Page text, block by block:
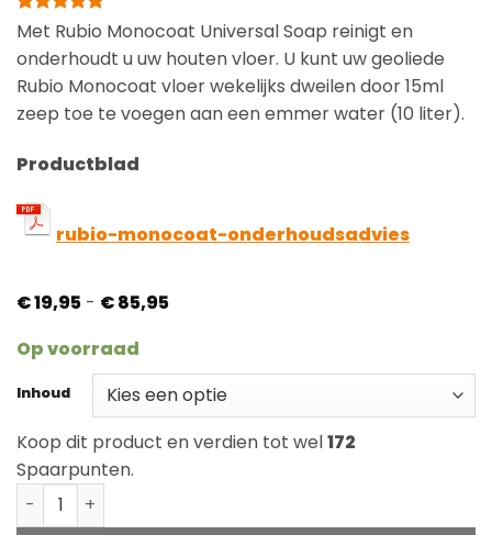
Gewaardeerd
gebaseerd
op
28
klantbeoordelingen
Met Rubio Monocoat Universal Soap reinigt en
onderhoudt u uw houten vloer. U kunt uw geoliede
Rubio Monocoat vloer wekelijks dweilen door 15ml
zeep toe te voegen aan een emmer water (10 liter).
Productblad
rubio-monocoat-onderhoudsadvies
€19,95 - €85,95Prijsklasse:
Op voorraad
Inhoud
Koop dit product en verdien tot wel172
Spaarpunten.
Rubio Monocoat Universal Soap aantal